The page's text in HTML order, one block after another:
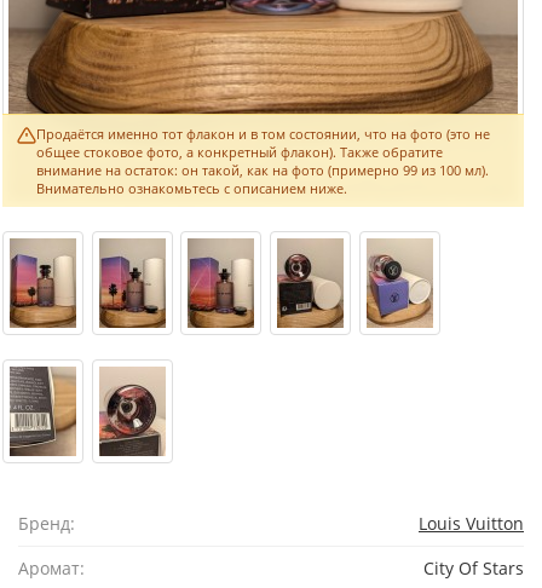
Продаётся именно тот флакон и в том состоянии, что на фото (это не
общее стоковое фото, а конкретный флакон). Также обратите
внимание на остаток: он такой, как на фото (примерно 99 из 100 мл).
Внимательно ознакомьтесь с описанием ниже.
Бренд:
Louis Vuitton
Аромат:
City Of Stars